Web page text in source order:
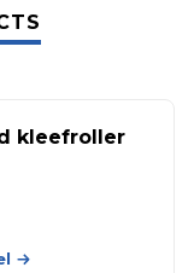
kleefroller